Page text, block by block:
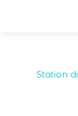
Station